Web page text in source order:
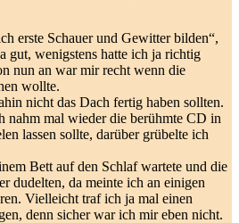
erste Schauer und Gewitter bilden“,
gut, wenigstens hatte ich ja richtig
nun an war mir recht wenn die
wollte.
nicht das Dach fertig haben sollten.
nahm mal wieder die berühmte CD in
lassen sollte, darüber grübelte ich
Bett auf den Schlaf wartete und die
dudelten, da meinte ich an einigen
Vielleicht traf ich ja mal einen
denn sicher war ich mir eben nicht.